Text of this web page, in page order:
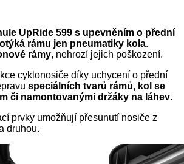
UpRide 599 s upevněním o přední
rámu jen pneumatiky kola.
rámy, nehrozí jejich poškození.
cyklonosiče díky uchycení o přední
speciálních tvarů rámů, kol se
či namontovanými držáky na láhev.
prvky umožňují přesunutí nosiče z
druhou.